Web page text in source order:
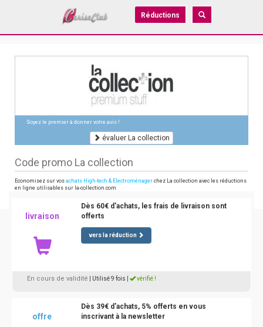
Réductions
Soyez le premier à donner votre avis !
évaluer La collection
Code promo La collection
Economisez sur vos achats High-tech & Electroménager chez La collection avec les réductions
en ligne utilisables sur la-collection.com
livraison
Dès 60€ d'achats, les frais de livraison sont
offerts
vers la réduction
En cours de validité | Utilisé 9 fois vérifié !
offre
Dès 39€ d'achats, 5% offerts en vous
inscrivant à la newsletter